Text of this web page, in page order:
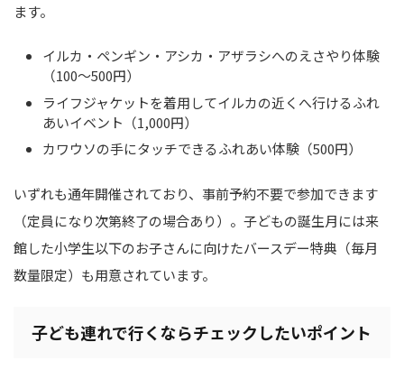
ます。
イルカ・ペンギン・アシカ・アザラシへのえさやり体験
（100〜500円）
ライフジャケットを着用してイルカの近くへ行けるふれ
あいイベント（1,000円）
カワウソの手にタッチできるふれあい体験（500円）
いずれも通年開催されており、事前予約不要で参加できます
（定員になり次第終了の場合あり）。子どもの誕生月には来
館した小学生以下のお子さんに向けたバースデー特典（毎月
数量限定）も用意されています。
子ども連れで行くならチェックしたいポイント